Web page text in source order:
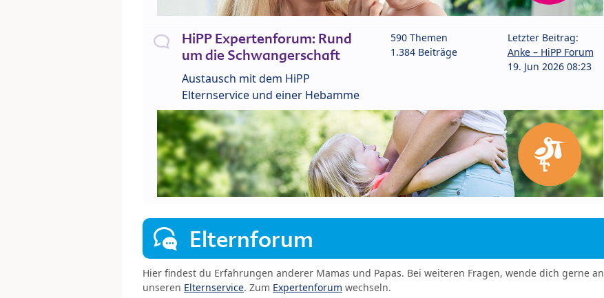
HiPP Expertenforum: Rund
um die Schwangerschaft
Austausch mit dem HiPP
Elternservice und einer Hebamme
590 Themen
1.384 Beiträge
Letzter Beitrag:
Anke – HiPP Forum
19. Jun 2026 08:23
Elternforum
Hier findest du Erfahrungen anderer Mamas und Papas. Bei weiteren Fragen, wende dich gerne an
unseren Elternservice. Zum Expertenforum wechseln.